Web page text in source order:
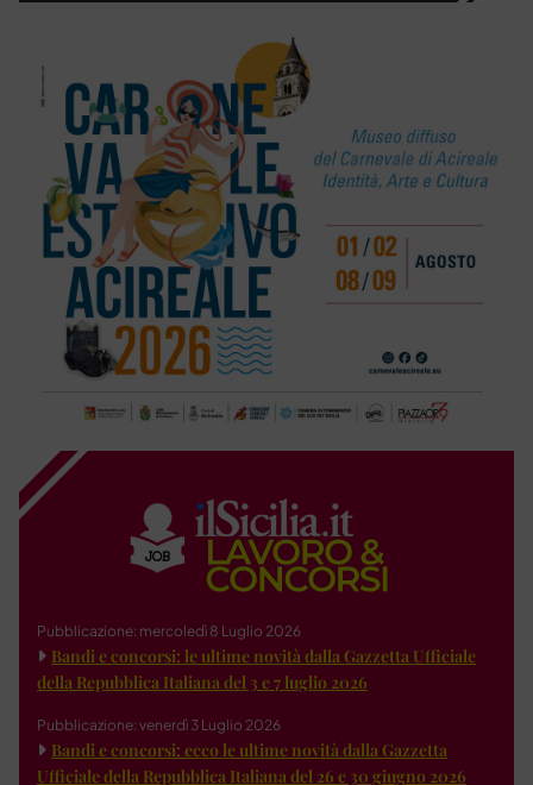
Pubblicazione: mercoledì 8 Luglio 2026
Bandi e concorsi: le ultime novità dalla Gazzetta Ufficiale
della Repubblica Italiana del 3 e 7 luglio 2026
Pubblicazione: venerdì 3 Luglio 2026
Bandi e concorsi: ecco le ultime novità dalla Gazzetta
Ufficiale della Repubblica Italiana del 26 e 30 giugno 2026